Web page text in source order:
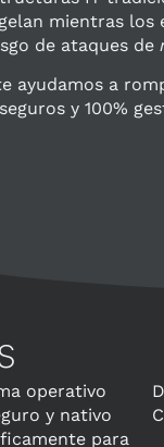
mientras
de ataques de
ayudamos a
y 100%
operativo
y nativo
para